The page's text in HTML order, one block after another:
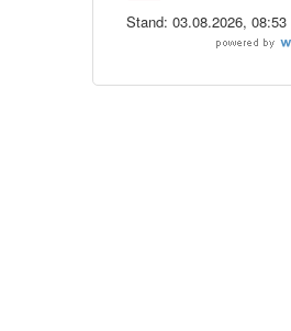
Stand: 03.08.2026, 08:53